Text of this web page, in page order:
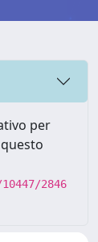
per
2846